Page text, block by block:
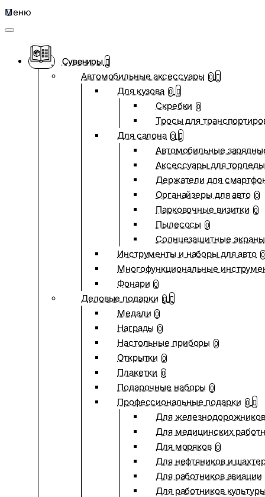
Меню
Сувениры
Автомобильные аксессуары 0
Для кузова 0
Скребки 0
Тросы для
Для салона 0
Автомобильные
Аксессуары для
Держатели для
Органайзеры для авто 0
Парковочные визитки 0
Пылесосы 0
Солнцезащитные экраны
Инструменты и наборы для авто 0
Многофункциональные
Фонари 0
Деловые подарки 0
Медали 0
Награды 0
Настольные приборы 0
Открытки 0
Плакетки 0
Подарочные наборы 0
Профессиональные подарки 0
Для железнодорожников
Для медицинских
Для моряков 0
Для нефтяников и
Для работников авиации
Для работников